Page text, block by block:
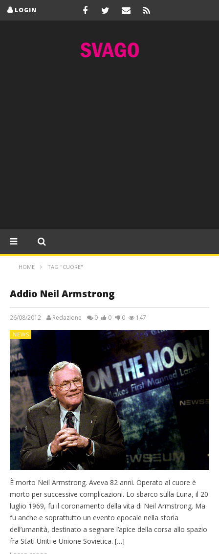
LOGIN
HOME TAG "CUORE"
Addio Neil Armstrong
26/08/2012 Redazione 0 0 0 147
NEWS
È morto Neil Armstrong. Aveva 82 anni. Operato al cuore è
morto per successive complicazioni. Lo sbarco sulla Luna, il 20
luglio 1969, fu il coronamento della vita di Neil Armstrong. Ma
fu anche e soprattutto un evento epocale nella storia
dell’umanità, destinato a segnare l’apice della corsa allo spazio
fra Stati Uniti e Unione Sovietica. […]